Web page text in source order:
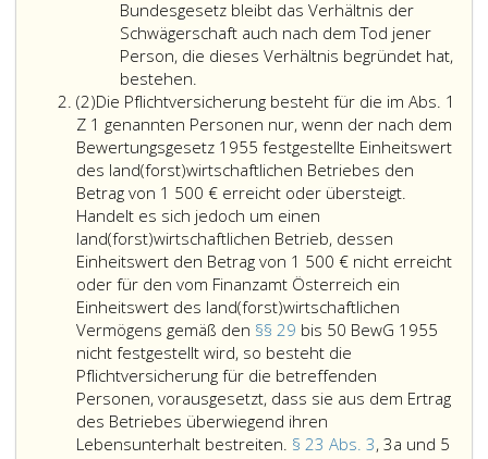
in
der
einem
Betrieb
entsprechenden
Weise
auf
Rechnung
Gefahr
der
dazu
im
eigenen
Berechtigten
bewirtschaftet
Der
vierter
Satz
sind
7,);
beschäftigte
Ehegatte/Ehegattin
oder
Partner/eingetragene
Partnerin,
sofern
keine
Betriebsführung
auf
gemeinsame
Rechnung
und
Gefahr
der
Eheleute
oder
eingetragenen
PartnerInnen
vorliegt
Bundesgesetz bleibt das Verhältnis der
Schwägerschaft auch nach dem Tod jener
Person, die dieses Verhältnis begründet hat,
bestehen.
(2)Absatz
2
Die Pflichtversicherung besteht für die im Abs. 1
Z 1 genannten Personen nur, wenn der nach dem
Bewertungsgesetz 1955 festgestellte Einheitswert
des land(forst)wirtschaftlichen Betriebes den
Betrag von 1 500 € erreicht oder übersteigt.
Handelt es sich jedoch um einen
land(forst)wirtschaftlichen Betrieb, dessen
Einheitswert den Betrag von 1 500 € nicht erreicht
oder für den vom Finanzamt Österreich ein
Einheitswert des land(forst)wirtschaftlichen
Vermögens gemäß den §§ 29 bis 50 BewG 1955
nicht festgestellt wird, so besteht die
Pflichtversicherung für die betreffenden
Personen, vorausgesetzt, dass sie aus dem Ertrag
des Betriebes überwiegend ihren
Lebensunterhalt bestreiten. § 23 Abs. 3, 3a und 5